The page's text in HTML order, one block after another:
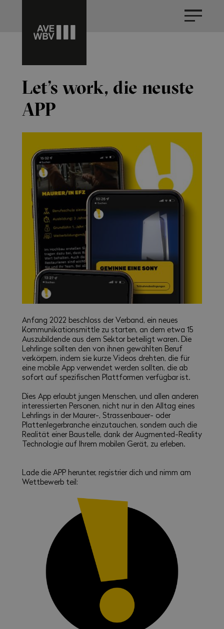
Let’s work, die neuste
APP
Anfang 2022 beschloss der Verband, ein neues
Kommunikationsmittle zu starten, an dem etwa 15
Auszubildende aus dem Sektor beteiligt waren. Die
Lehrlinge sollten den von ihnen gewählten Beruf
verkörpern, indem sie kurze Videos drehten, die für
eine mobile App verwendet werden sollten, die ab
sofort auf spezifischen Plattformen verfügbar ist.
Dies App erlaubt jungen Menschen, und allen anderen
interessierten Personen, nicht nur in den Alltag eines
Lehrlings in der Maurer-, Strassenbauer- oder
Plattenlegerbranche einzutauchen, sondern auch die
Realität einer Baustelle, dank der Augmented-Reality
Technologie auf Ihrem mobilen Gerät, zu erleben.
Lade die APP herunter, registrier dich und nimm am
Wettbewerb teil: